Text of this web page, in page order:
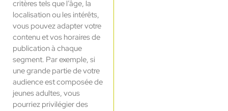
critères tels que l’âge, la
localisation ou les intérêts,
vous pouvez adapter votre
contenu et vos horaires de
publication à chaque
segment. Par exemple, si
une grande partie de votre
audience est composée de
jeunes adultes, vous
pourriez privilégier des